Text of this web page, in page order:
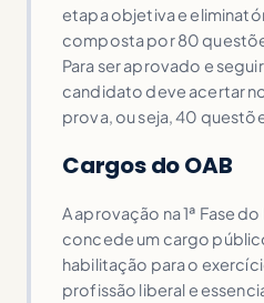
etapa objetiva e
composta por 80
Para ser aprovado e seguir
candidato deve acertar
prova, ou seja, 40
Cargos do OAB
A aprovação na 1ª Fase
concede um cargo
habilitação para o
profissão liberal e